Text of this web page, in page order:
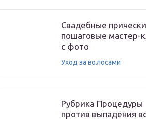
Свадебные прически
пошаговые мастер-
с фото
Уход за волосами
Рубрика Процедуры
против выпадения